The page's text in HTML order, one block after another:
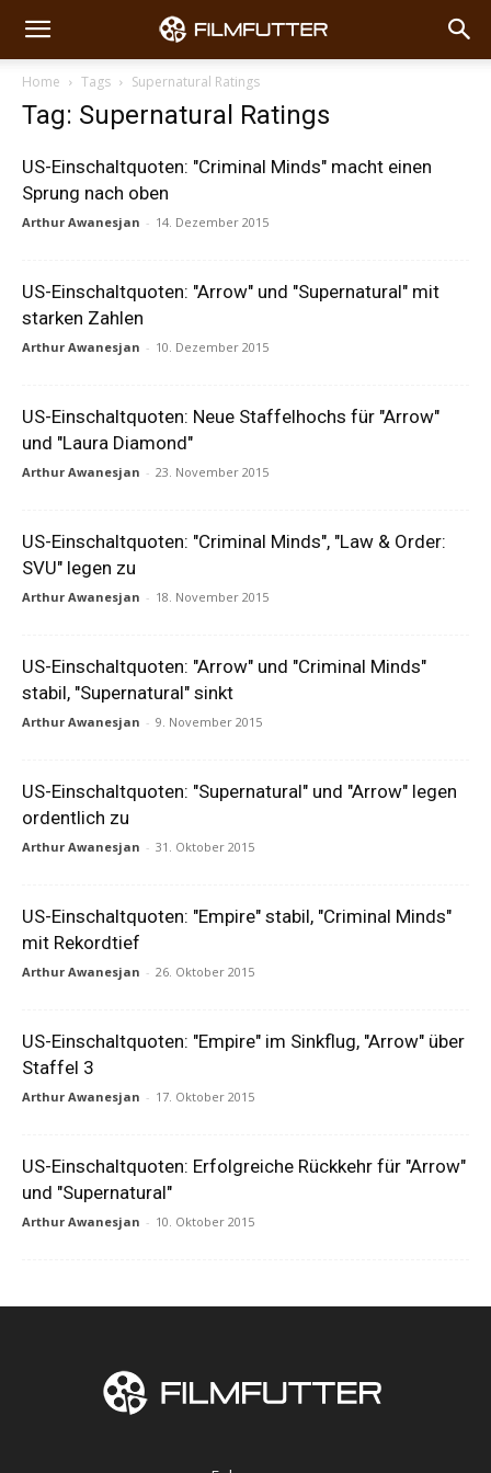
Home Tags Supernatural Ratings
Tag: Supernatural Ratings
US-Einschaltquoten: "Criminal Minds" macht einen
Sprung nach oben
Arthur Awanesjan - 14. Dezember 2015
US-Einschaltquoten: "Arrow" und "Supernatural" mit
starken Zahlen
Arthur Awanesjan - 10. Dezember 2015
US-Einschaltquoten: Neue Staffelhochs für "Arrow"
und "Laura Diamond"
Arthur Awanesjan - 23. November 2015
US-Einschaltquoten: "Criminal Minds", "Law & Order:
SVU" legen zu
Arthur Awanesjan - 18. November 2015
US-Einschaltquoten: "Arrow" und "Criminal Minds"
stabil, "Supernatural" sinkt
Arthur Awanesjan - 9. November 2015
US-Einschaltquoten: "Supernatural" und "Arrow" legen
ordentlich zu
Arthur Awanesjan - 31. Oktober 2015
US-Einschaltquoten: "Empire" stabil, "Criminal Minds"
mit Rekordtief
Arthur Awanesjan - 26. Oktober 2015
US-Einschaltquoten: "Empire" im Sinkflug, "Arrow" über
Staffel 3
Arthur Awanesjan - 17. Oktober 2015
US-Einschaltquoten: Erfolgreiche Rückkehr für "Arrow"
und "Supernatural"
Arthur Awanesjan - 10. Oktober 2015